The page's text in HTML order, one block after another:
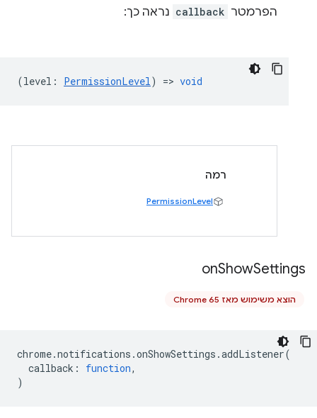
הפרמטר callback נראה כך:
(level : PermissionLevel) => void
רמה
PermissionLevel
onShowSettings
הוצא משימוש מאז Chrome 65
chrome.notifications .onShowSettings .addListener(
callback : function,
)